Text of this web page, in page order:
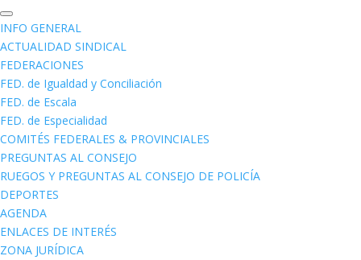
INFO GENERAL
ACTUALIDAD SINDICAL
FEDERACIONES
FED. de Igualdad y Conciliación
FED. de Escala
FED. de Especialidad
COMITÉS FEDERALES & PROVINCIALES
PREGUNTAS AL CONSEJO
RUEGOS Y PREGUNTAS AL CONSEJO DE POLICÍA
DEPORTES
AGENDA
ENLACES DE INTERÉS
ZONA JURÍDICA